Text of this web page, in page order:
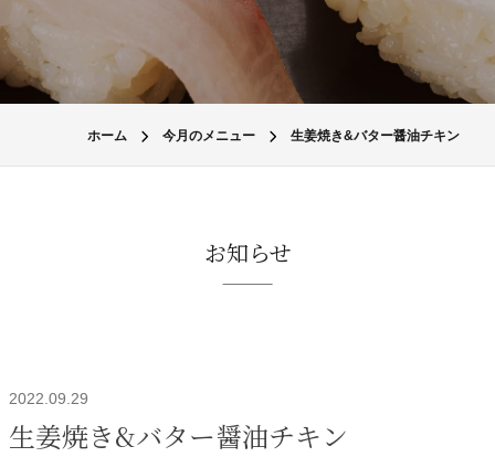
ホーム 今月のメニュー 生姜焼き&バター醤油チキン
お知らせ
2022.09.29
生姜焼き&バター醤油チキン